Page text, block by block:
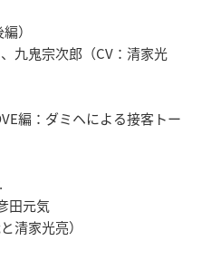
）
九鬼宗次郎（CV：清家光
編：ダミヘによる接客トー
田元気
清家光亮）